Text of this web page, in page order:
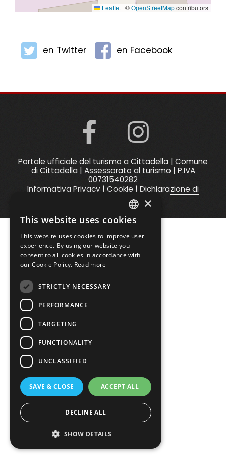
Leaflet | ©OpenStreetMapcontributors
en Twitter en Facebook
facebook
Portale ufficiale del turismo a Cittadella | Comune
di Cittadella | Assessorato al turismo | P.IVA
00731540282
Informativa Privacy | Cookie | Dichiarazione di
Credits
ENGLISH
ITALIAN
×
This website uses cookies
This website uses cookies to improve user
experience. By using our website you
consent to all cookies in accordance with
our Cookie Policy. Read more
STRICTLY NECESSARY
PERFORMANCE
TARGETING
FUNCTIONALITY
UNCLASSIFIED
SAVE & CLOSE ACCEPT ALL
DECLINE ALL
SHOW DETAILS